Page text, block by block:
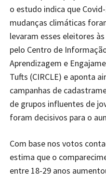
o estudo indica que
mudanças climáticas
levaram esses eleitores
pelo Centro de
Aprendizagem e
Tufts (CIRCLE) e aponta
campanhas de
de grupos influentes de
foram decisivos para o
Com base nos votos
estima que o
entre 18-29 anos